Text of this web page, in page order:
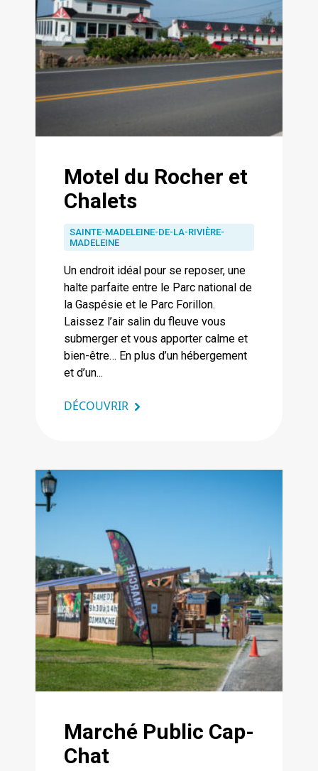
Motel du Rocher et
Chalets
SAINTE-MADELEINE-DE-LA-RIVIÈRE-
MADELEINE
Un endroit idéal pour se reposer, une
halte parfaite entre le Parc national de
la Gaspésie et le Parc Forillon.
Laissez l’air salin du fleuve vous
submerger et vous apporter calme et
bien-être… En plus d’un hébergement
et d’un...
DÉCOUVRIR
Marché Public Cap-
Chat